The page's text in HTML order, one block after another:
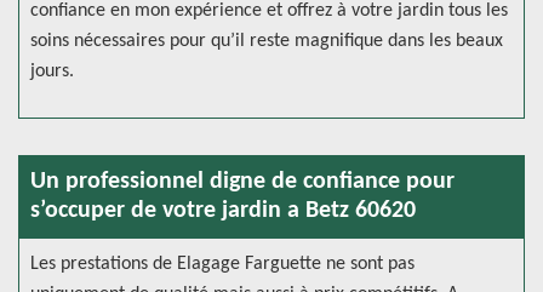
confiance en mon expérience et offrez à votre jardin tous les
soins nécessaires pour qu’il reste magnifique dans les beaux
jours.
Un professionnel digne de confiance pour
s’occuper de votre jardin a Betz 60620
Les prestations de Elagage Farguette ne sont pas